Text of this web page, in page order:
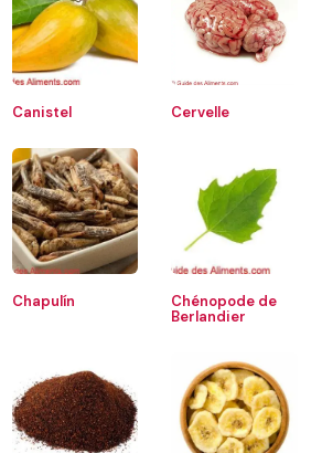
Canistel Cervelle
Chapulín
Chénopode de
Berlandier